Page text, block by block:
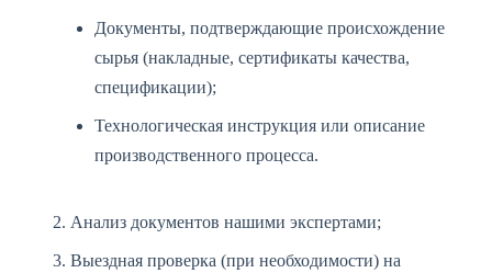
Документы, подтверждающие происхождение
сырья (накладные, сертификаты качества,
спецификации);
Технологическая инструкция или описание
производственного процесса.
Анализ документов нашими экспертами;
Выездная проверка (при необходимости) на